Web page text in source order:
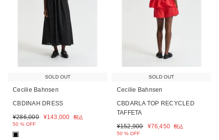
SOLD OUT
Cecilie Bahnsen
CBDINAH DRESS
¥286,000 ¥143,000
税込
50 % OFF
■
SOLD OUT
Cecilie Bahnsen
CBDARLA TOP RECYCLED
TAFFETA
¥152,900 ¥76,450
税込
50 % OFF